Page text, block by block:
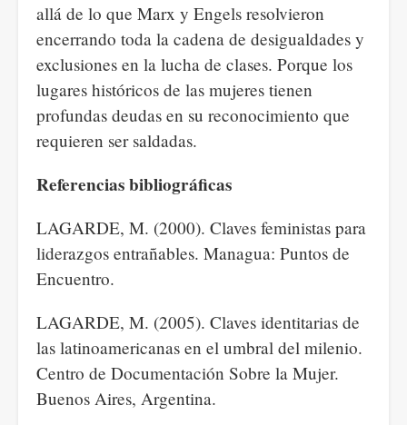
allá de lo que Marx y Engels resolvieron
encerrando toda la cadena de desigualdades y
exclusiones en la lucha de clases. Porque los
lugares históricos de las mujeres tienen
profundas deudas en su reconocimiento que
requieren ser saldadas.
Referencias bibliográficas
LAGARDE, M. (2000). Claves feministas para
liderazgos entrañables. Managua: Puntos de
Encuentro.
LAGARDE, M. (2005). Claves identitarias de
las latinoamericanas en el umbral del milenio.
Centro de Documentación Sobre la Mujer.
Buenos Aires, Argentina.